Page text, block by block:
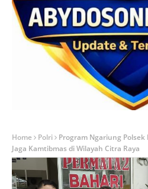
Home Polri
Program Ngariung
Jaga Kamtibmas di Wilayah Citra Raya